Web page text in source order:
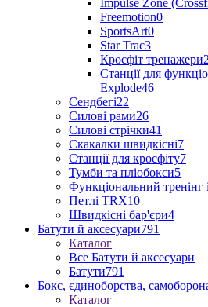
Impulse Zone
Freemotion0
SportsArt0
Star Trac3
Кросфіт тренажери
Станції для
Explode46
Сендбегі22
Силові рами26
Силові стрічки41
Скакалки швидкісні7
Станції для кросфіту7
Тумби та пліобокси5
Функціональний тренінг
Петлі TRX10
Швидкісні бар'єри4
Батути й аксесуари791
Каталог
Все Батути й аксесуари
Батути791
Бокс, єдиноборства,
Каталог